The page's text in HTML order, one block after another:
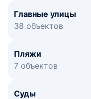
Главные улицы
38 объектов
Пляжи
7 объектов
Суды